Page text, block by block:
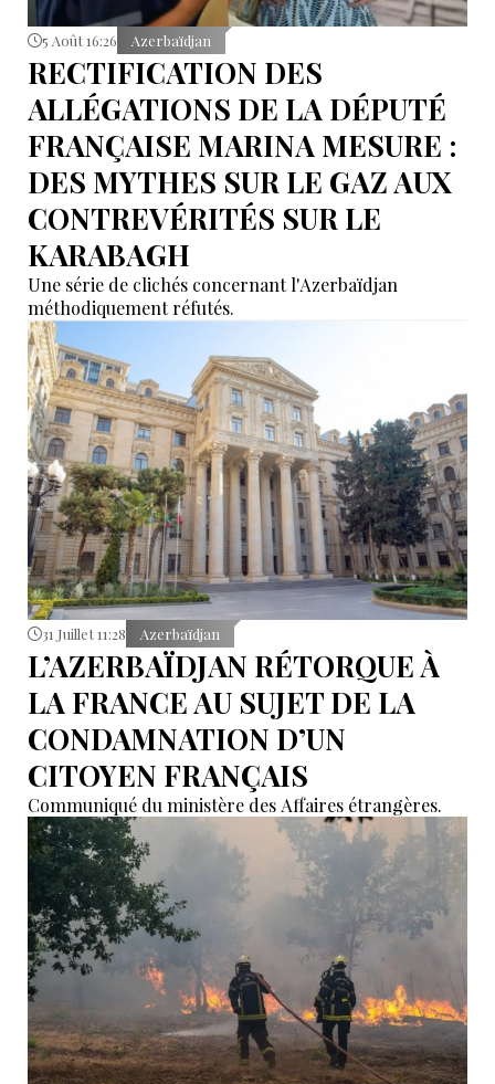
5 Août 16:26 Azerbaïdjan
RECTIFICATION DES
ALLÉGATIONS DE LA DÉPUTÉ
FRANÇAISE MARINA MESURE :
DES MYTHES SUR LE GAZ AUX
CONTREVÉRITÉS SUR LE
KARABAGH
Une série de clichés concernant l'Azerbaïdjan
méthodiquement réfutés.
31 Juillet 11:28 Azerbaïdjan
L’AZERBAÏDJAN RÉTORQUE À
LA FRANCE AU SUJET DE LA
CONDAMNATION D’UN
CITOYEN FRANÇAIS
Communiqué du ministère des Affaires étrangères.